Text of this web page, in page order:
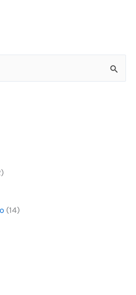
(14)